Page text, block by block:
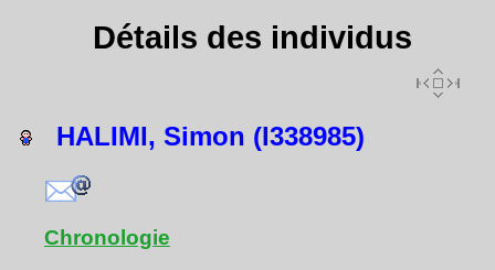
Détails des individus
HALIMI, Simon (I338985)
Chronologie